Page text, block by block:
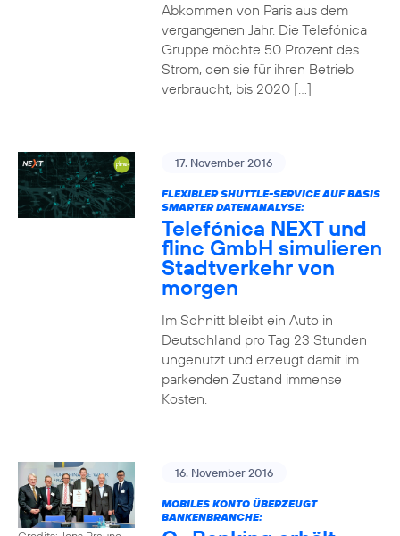
Abkommen von Paris aus dem
vergangenen Jahr. Die Telefónica
Gruppe möchte 50 Prozent des
Strom, den sie für ihren Betrieb
verbraucht, bis 2020 […]
17. November 2016
FLEXIBLER SHUTTLE-SERVICE AUF BASIS
SMARTER DATENANALYSE:
Telefónica NEXT und
flinc GmbH simulieren
Stadtverkehr von
morgen
Im Schnitt bleibt ein Auto in
Deutschland pro Tag 23 Stunden
ungenutzt und erzeugt damit im
parkenden Zustand immense
Kosten.
16. November 2016
MOBILES KONTO ÜBERZEUGT
BANKENBRANCHE: